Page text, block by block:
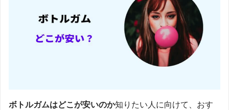
ボトルガムはどこが安いのか知りたい人に向けて、おす